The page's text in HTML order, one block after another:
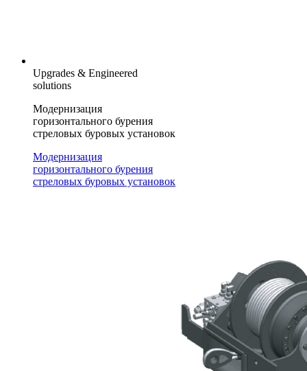
Upgrades & Engineered
solutions
Модернизация
горизонтального бурения
стреловых буровых установок
Модернизация
горизонтального бурения
стреловых буровых установок